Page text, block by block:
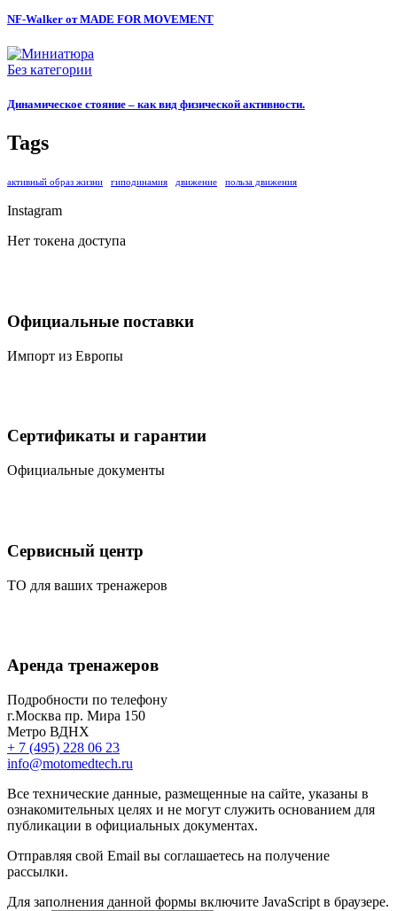
NF-Walker от MADE FOR MOVEMENT
Без категории
Динамическое стояние – как вид физической активности.
Tags
активный образ жизни гиподинамия движение польза движения
Instagram
Нет токена доступа
Официальные поставки
Импорт из Европы
Сертификаты и гарантии
Официальные документы
Сервисный центр
ТО для ваших тренажеров
Аренда тренажеров
Подробности по телефону
г.Москва пр. Мира 150
Метро ВДНХ
+ 7 (495) 228 06 23
info@motomedtech.ru
Все технические данные, размещенные на сайте, указаны в
ознакомительных целях и не могут служить основанием для
публикации в официальных документах.
Отправляя свой Email вы соглашаетесь на получение
рассылки.
Для заполнения данной формы включите JavaScript в браузере.